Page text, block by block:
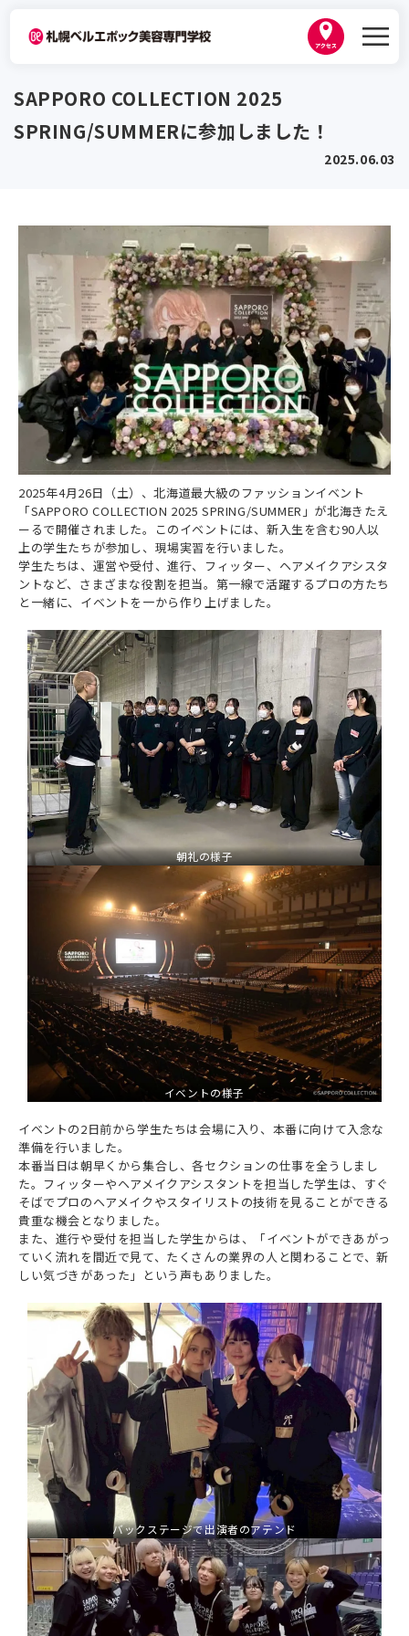
ベルエポックの学び
講師紹介
出身地別インタビュー
職業実践専門課程 認定校
高等教育の修学支援新制度
地域貢献
地図・アクセス
よくある質問
キャンパス紹介
情報公開
お問い合せ
学科紹介
トータルビューティ科
トータルビューティ基礎科１年制
美容師免許プラン
なりたい職種から学科を探す
内定者紹介
2026年3月卒業生内定実績
資格取得サポート
就職サポート
キャンパスライフ
年間スケジュール
ひとり暮らし・生活サポート
ベルスナップ
札幌ベルあるある
ベル生の日常
入学案内
2027年度 募集要項・入試日程
AO入試
募集要項（ヘアメイク科・トータルビューティ科美容師免許
プラン）
特待生制度
学費について
学費サポート
合理的配慮について
オープンキャンパス
オープンキャンパス トップ
来校オープンキャンパス
まるわかり相談会
出張オープンキャンパス＆保護者説明会
WEB個別相談会
交通費・宿泊費補助
無料送迎バス
訪問者別
高校1・2年生から始める進路選びの進め方navi
社会人・フリーターの方へ
留学生の方へ
保護者の方へ
高校教員の方へ
卒業生の方へ
採用情報(職員募集)
SNS
line
tiktok
youtube
SAPPORO COLLECTION 2025
SPRING/SUMMERに参加しました！
2025.06.03
2025年4月26日（土）、北海道最大級のファッションイベント
「SAPPORO COLLECTION 2025 SPRING/SUMMER」が北海きたえ
ーるで開催されました。このイベントには、新入生を含む90人以
上の学生たちが参加し、現場実習を行いました。
学生たちは、運営や受付、進行、フィッター、ヘアメイクアシスタ
ントなど、さまざまな役割を担当。第一線で活躍するプロの方たち
と一緒に、イベントを一から作り上げました。
朝礼の様子
イベントの様子
イベントの2日前から学生たちは会場に入り、本番に向けて入念な
準備を行いました。
本番当日は朝早くから集合し、各セクションの仕事を全うしまし
た。フィッターやヘアメイクアシスタントを担当した学生は、すぐ
そばでプロのヘアメイクやスタイリストの技術を見ることができる
貴重な機会となりました。
また、進行や受付を担当した学生からは、「イベントができあがっ
ていく流れを間近で見て、たくさんの業界の人と関わることで、新
しい気づきがあった」という声もありました。
バックステージで出演者のアテンド